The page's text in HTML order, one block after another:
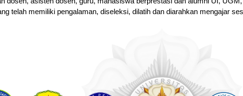
telah memiliki pengalaman, diseleksi, dilatih dan diarahkan mengajar